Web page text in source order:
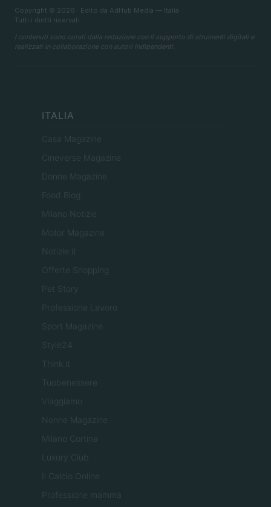
Copyright © 2026 · Edito da AdHub Media — Italia
Tutti i diritti riservati
I contenuti sono curati dalla redazione con il supporto di strumenti digitali e
realizzati in collaborazione con autori indipendenti.
ITALIA
Casa Magazine
Cineverse Magazine
Donne Magazine
Food Blog
Milano Notizie
Motor Magazine
Notizie.it
Offerte Shopping
Pet Story
Professione Lavoro
Sport Magazine
Style24
Think.it
Tuobenessere
Viaggiamo
Nonne Magazine
Milano Cortina
Luxury Club
Il Calcio Online
Professione mamma